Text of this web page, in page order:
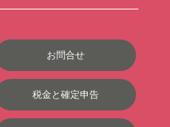
お問合せ
税金と確定申告